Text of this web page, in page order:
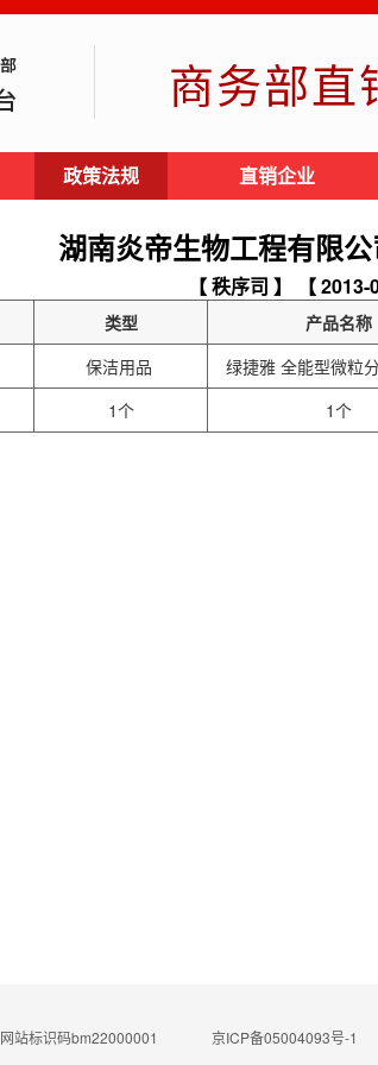
商务部直
政策法规 直销企业
湖南炎帝生物工程有限
【 秩序司 】 【 2013-
类型 产品名称
保洁用品 绿捷雅 全能型微粒
1个 1个
网站标识码bm22000001 京ICP备05004093号-1